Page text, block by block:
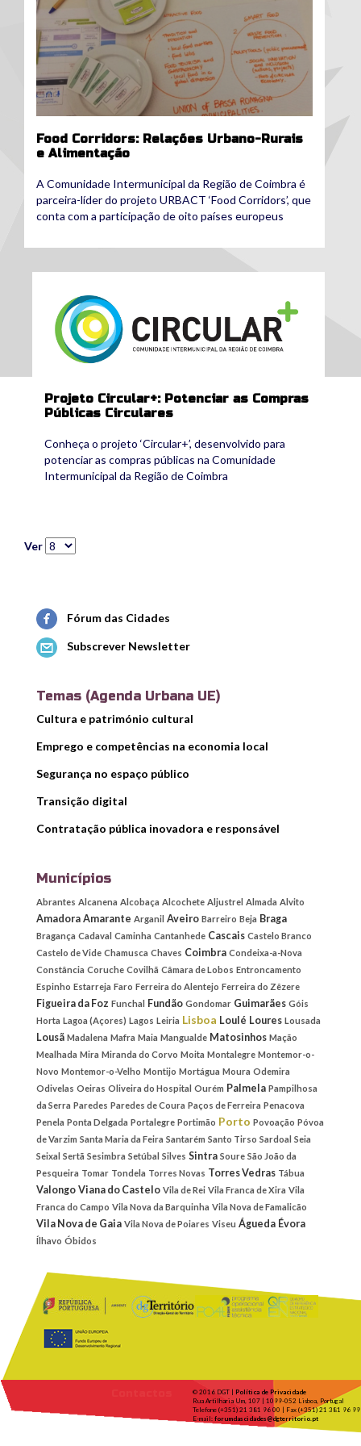
Food Corridors: Relações Urbano-Rurais
e Alimentação
A Comunidade Intermunicipal da Região de Coimbra é
parceira-líder do projeto URBACT ‘Food Corridors’, que
conta com a participação de oito países europeus
Projeto Circular+: Potenciar as Compras
Públicas Circulares
Conheça o projeto ‘Circular+’, desenvolvido para
potenciar as compras públicas na Comunidade
Intermunicipal da Região de Coimbra
Ver
Fórum das Cidades
Subscrever Newsletter
Temas (Agenda Urbana UE)
Cultura e património cultural
Emprego e competências na economia local
Segurança no espaço público
Transição digital
Contratação pública inovadora e responsável
Municípios
Abrantes Alcanena Alcobaça Alcochete Aljustrel Almada Alvito
Amadora Amarante Arganil Aveiro Barreiro Beja Braga
Bragança Cadaval Caminha Cantanhede Cascais Castelo Branco
Castelo de Vide Chamusca Chaves Coimbra Condeixa-a-Nova
Constância Coruche Covilhã Câmara de Lobos Entroncamento
Espinho Estarreja Faro Ferreira do Alentejo Ferreira do Zêzere
Figueira da Foz Funchal Fundão Gondomar Guimarães Góis
Horta Lagoa (Açores) Lagos Leiria Lisboa Loulé Loures Lousada
Lousã Madalena Mafra Maia Mangualde Matosinhos Mação
Mealhada Mira Miranda do Corvo Moita Montalegre Montemor-o-
Novo Montemor-o-Velho Montijo Mortágua Moura Odemira
Odivelas Oeiras Oliveira do Hospital Ourém Palmela Pampilhosa
da Serra Paredes Paredes de Coura Paços de Ferreira Penacova
Penela Ponta Delgada Portalegre Portimão Porto Povoação Póvoa
de Varzim Santa Maria da Feira Santarém Santo Tirso Sardoal Seia
Seixal Sertã Sesimbra Setúbal Silves Sintra Soure São João da
Pesqueira Tomar Tondela Torres Novas Torres Vedras Tábua
Valongo Viana do Castelo Vila de Rei Vila Franca de Xira Vila
Franca do Campo Vila Nova da Barquinha Vila Nova de Famalicão
Vila Nova de Gaia Vila Nova de Poiares Viseu Águeda Évora
Ílhavo Óbidos
© 2016 DGT | Política de Privacidade
Rua Artilharia Um, 107 | 1099-052 Lisboa, Portugal
Telefone (+351) 21 381 96 00 | Fax (+351) 21 381 96 99
E-mail: forumdascidades@dgterritorio.pt